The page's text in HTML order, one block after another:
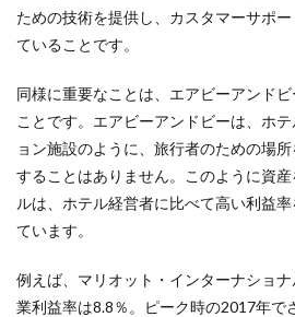
ための技術を提供し、カスタマーサポ
ていることです。
同様に重要なことは、エアビーアンド
ことです。エアビーアンドビーは、ホ
ョン施設のように、旅行者のための場
することはありません。このように資
ルは、ホテル経営者に比べて高い利益
ています。
例えば、マリオット・インターナショ
業利益率は8.8％。ピーク時の2017年で